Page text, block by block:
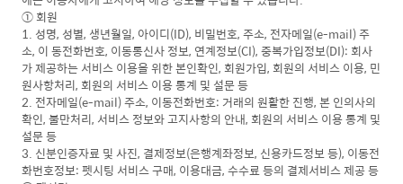
① 회원
1. 성명, 성별, 생년월일, 아이디(ID), 비밀번호, 주소, 전자메일(e-mail) 주
소, 이 동전화번호, 이동통신사 정보, 연계정보(CI), 중복가입정보(DI): 회사
가 제공하는 서비스 이용을 위한 본인확인, 회원가입, 회원의 서비스 이용, 민
원사항처리, 회원의 서비스 이용 통계 및 설문 등
2. 전자메일(e-mail) 주소, 이동전화번호: 거래의 원활한 진행, 본 인의사의
확인, 불만처리, 서비스 정보와 고지사항의 안내, 회원의 서비스 이용 통계 및
설문 등
3. 신분인증자료 및 사진, 결제정보(은행계좌정보, 신용카드정보 등), 이동전
화번호정보: 펫시팅 서비스 구매, 이용대금, 수수료 등의 결제서비스 제공 등